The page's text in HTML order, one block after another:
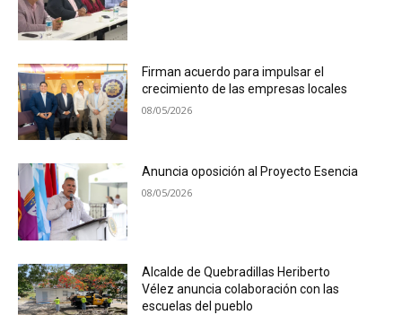
Firman acuerdo para impulsar el
crecimiento de las empresas locales
08/05/2026
Anuncia oposición al Proyecto Esencia
08/05/2026
Alcalde de Quebradillas Heriberto
Vélez anuncia colaboración con las
escuelas del pueblo